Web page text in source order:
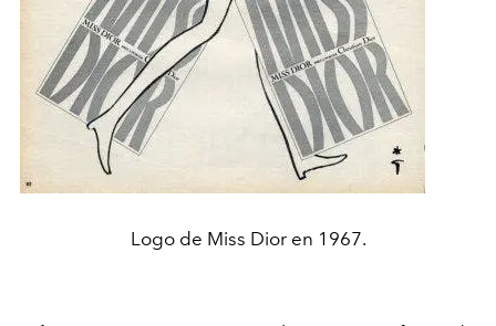
Logo de Miss Dior en 1967.